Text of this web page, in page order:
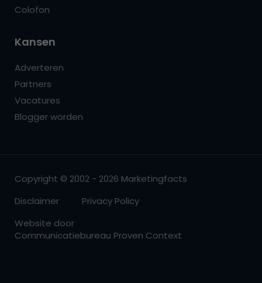
Colofon
Kansen
Adverteren
Partners
Vacatures
Blogger worden
Copyright © 2002 - 2026 Marketingfacts
Disclaimer
Privacy Policy
Website door
Communicatiebureau Proven Context